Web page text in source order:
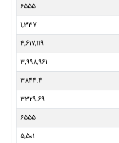
۶۵۵۵
1,337
4,617,119
3,998,961
3844.4
3329.69
۶۵۵۵
5,501